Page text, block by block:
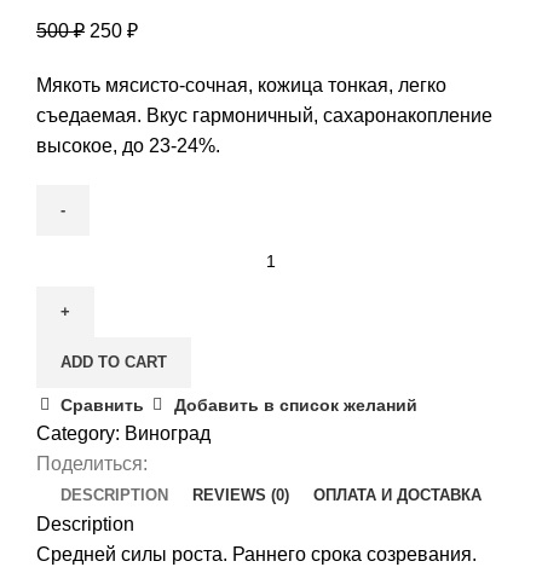
500₽ 250 ₽
Мякоть мясисто-сочная, кожица тонкая, легко
съедаемая. Вкус гармоничный, сахаронакопление
высокое, до 23-24%.
quantity
ADD TO CART
Сравнить Добавить в список желаний
Category: Виноград
Поделиться:
DESCRIPTION REVIEWS (0) ОПЛАТА И ДОСТАВКА
Description
Средней силы роста. Раннего срока созревания.